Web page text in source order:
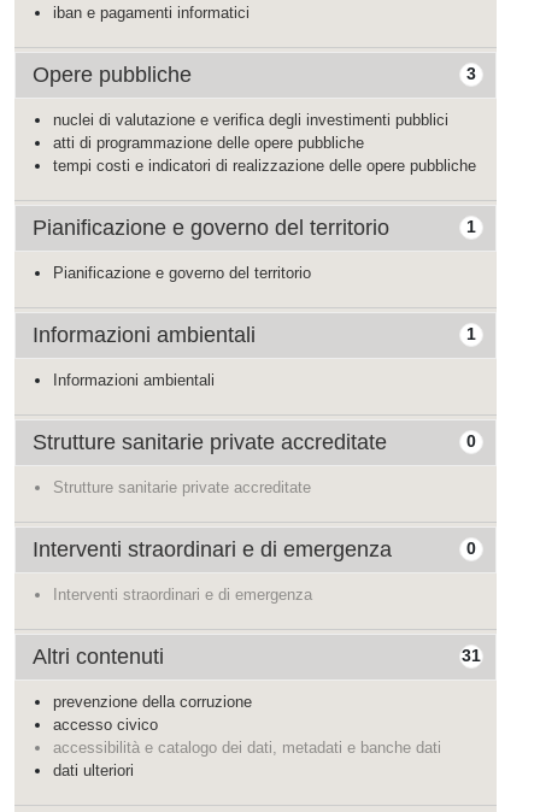
iban e pagamenti informatici
3
Opere pubbliche
nuclei di valutazione e verifica degli investimenti pubblici
atti di programmazione delle opere pubbliche
tempi costi e indicatori di realizzazione delle opere pubbliche
1
Pianificazione e governo del territorio
Pianificazione e governo del territorio
1
Informazioni ambientali
Informazioni ambientali
0
Strutture sanitarie private accreditate
Strutture sanitarie private accreditate
0
Interventi straordinari e di emergenza
Interventi straordinari e di emergenza
31
Altri contenuti
prevenzione della corruzione
accesso civico
accessibilità e catalogo dei dati, metadati e banche dati
dati ulteriori